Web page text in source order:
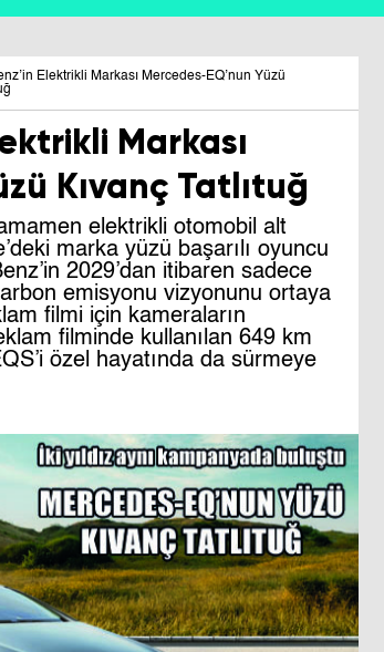
Elektrikli Markası Mercedes-EQ’nun Yüzü
Markası
Kıvanç Tatlıtuğ
elektrikli otomobil alt
marka yüzü başarılı oyuncu
2029’dan itibaren sadece
emisyonu vizyonunu ortaya
filmi için kameraların
filminde kullanılan 649 km
özel hayatında da sürmeye